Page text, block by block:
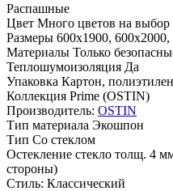
Распашные
Цвет Много цветов на выбор
Размеры 600x1900,
Материалы Только
Теплошумоизоляция Да
Упаковка Картон, полиэтилен
Коллекция Prime (OSTIN)
Производитель: OSTIN
Тип материала Экошпон
Тип Со стеклом
Остекление стекло толщ. 4
стороны)
Стиль: Классический